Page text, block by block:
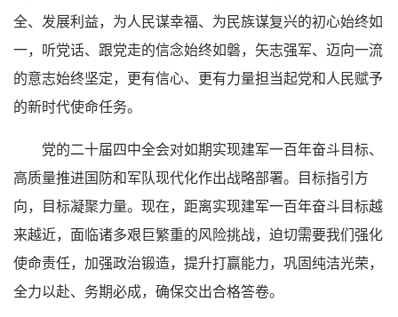
全、发展利益，为人民谋幸福、为民族谋复兴的初心始终如
一，听党话、跟党走的信念始终如磐，矢志强军、迈向一流
的意志始终坚定，更有信心、更有力量担当起党和人民赋予
的新时代使命任务。
党的二十届四中全会对如期实现建军一百年奋斗目标、
高质量推进国防和军队现代化作出战略部署。目标指引方
向，目标凝聚力量。现在，距离实现建军一百年奋斗目标越
来越近，面临诸多艰巨繁重的风险挑战，迫切需要我们强化
使命责任，加强政治锻造，提升打赢能力，巩固纯洁光荣，
全力以赴、务期必成，确保交出合格答卷。